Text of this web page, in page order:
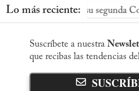
Lo más reciente:
su segunda Copa del
Suscríbete a nuestra
que recibas las tendencias